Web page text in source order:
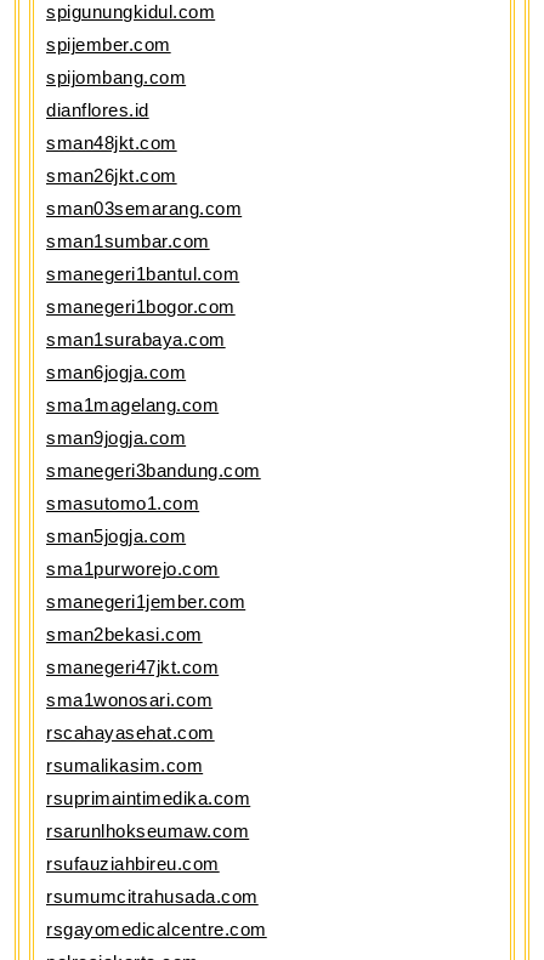
spigunungkidul.com
spijember.com
spijombang.com
dianflores.id
sman48jkt.com
sman26jkt.com
sman03semarang.com
sman1sumbar.com
smanegeri1bantul.com
smanegeri1bogor.com
sman1surabaya.com
sman6jogja.com
sma1magelang.com
sman9jogja.com
smanegeri3bandung.com
smasutomo1.com
sman5jogja.com
sma1purworejo.com
smanegeri1jember.com
sman2bekasi.com
smanegeri47jkt.com
sma1wonosari.com
rscahayasehat.com
rsumalikasim.com
rsuprimaintimedika.com
rsarunlhokseumaw.com
rsufauziahbireu.com
rsumumcitrahusada.com
rsgayomedicalcentre.com